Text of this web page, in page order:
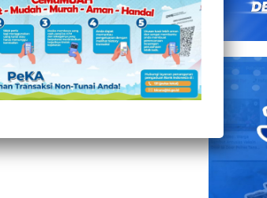
ASEAN, perlu membahas lebih